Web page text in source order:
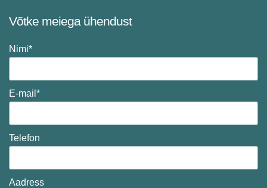
Võtke meiega ühendust
Nimi*
E-mail*
Telefon
Aadress